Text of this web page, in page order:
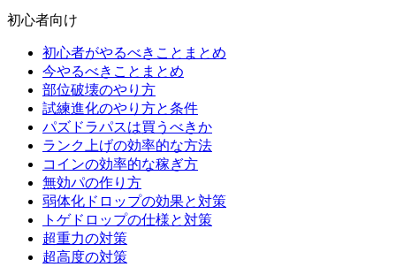
初心者向け
初心者がやるべきことまとめ
今やるべきことまとめ
部位破壊のやり方
試練進化のやり方と条件
パズドラパスは買うべきか
ランク上げの効率的な方法
コインの効率的な稼ぎ方
無効パの作り方
弱体化ドロップの効果と対策
トゲドロップの仕様と対策
超重力の対策
超高度の対策